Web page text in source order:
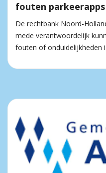
fouten parkeerapps
De rechtbank Noord-
mede verantwoordelijk
fouten of onduidelijkheden